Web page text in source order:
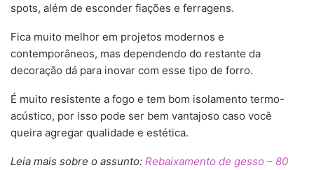
spots, além de esconder fiações e ferragens.
Fica muito melhor em projetos modernos e
contemporâneos, mas dependendo do restante da
decoração dá para inovar com esse tipo de forro.
É muito resistente a fogo e tem bom isolamento termo-
acústico, por isso pode ser bem vantajoso caso você
queira agregar qualidade e estética.
Leia mais sobre o assunto: Rebaixamento de gesso – 80